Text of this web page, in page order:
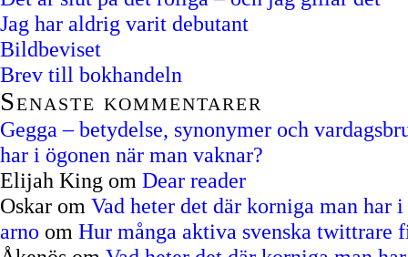
Jag har aldrig varit debutant
Bildbeviset
Brev till bokhandeln
Senaste kommentarer
Gegga – betydelse, synonymer och
har i ögonen när man vaknar?
Elijah King om Dear reader
Oskar om Vad heter det där korniga man har
arno om Hur många aktiva svenska twittrare